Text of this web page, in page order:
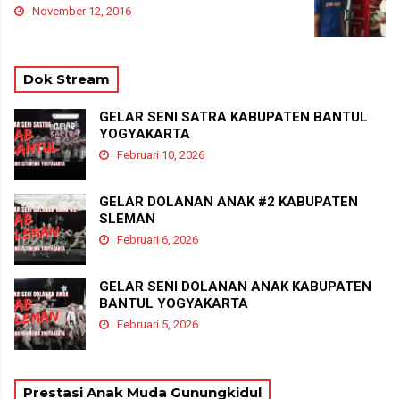
November 12, 2016
Dok Stream
GELAR SENI SATRA KABUPATEN BANTUL
YOGYAKARTA
Februari 10, 2026
GELAR DOLANAN ANAK #2 KABUPATEN
SLEMAN
Februari 6, 2026
GELAR SENI DOLANAN ANAK KABUPATEN
BANTUL YOGYAKARTA
Februari 5, 2026
Prestasi Anak Muda Gunungkidul